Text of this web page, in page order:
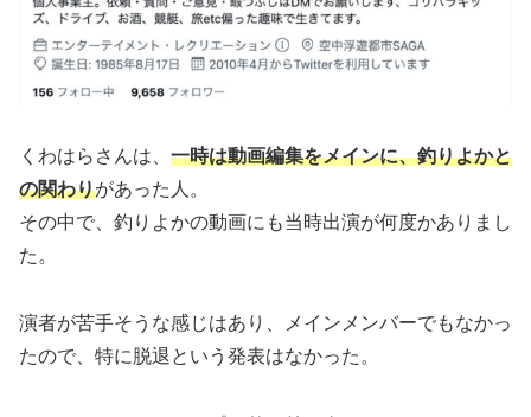
くわはらさんは、 一時は動画編集をメインに、釣りよかと
の関わりがあった人。
その中で、釣りよかの動画にも当時出演が何度かありまし
た。
演者が苦手そうな感じはあり、メインメンバーでもなかっ
たので、特に脱退という発表はなかった。